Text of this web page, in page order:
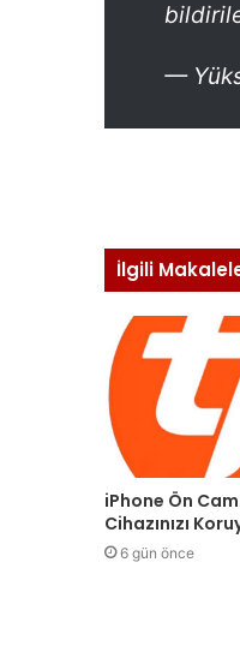
—
İlgili
iPhone Ön
Cihazınızı
6 gün önce